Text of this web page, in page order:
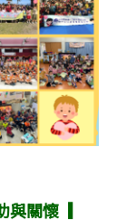
與關懷 ▎